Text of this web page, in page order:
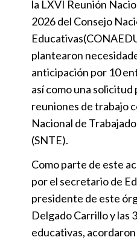
la LXVI Reunión
2026 del Consejo
plantearon
anticipación por 10
así como una
reuniones de trabajo
Nacional de
(SNTE).
Como parte de este
por el secretario de
presidente de este
Delgado Carrillo y las
educativas,